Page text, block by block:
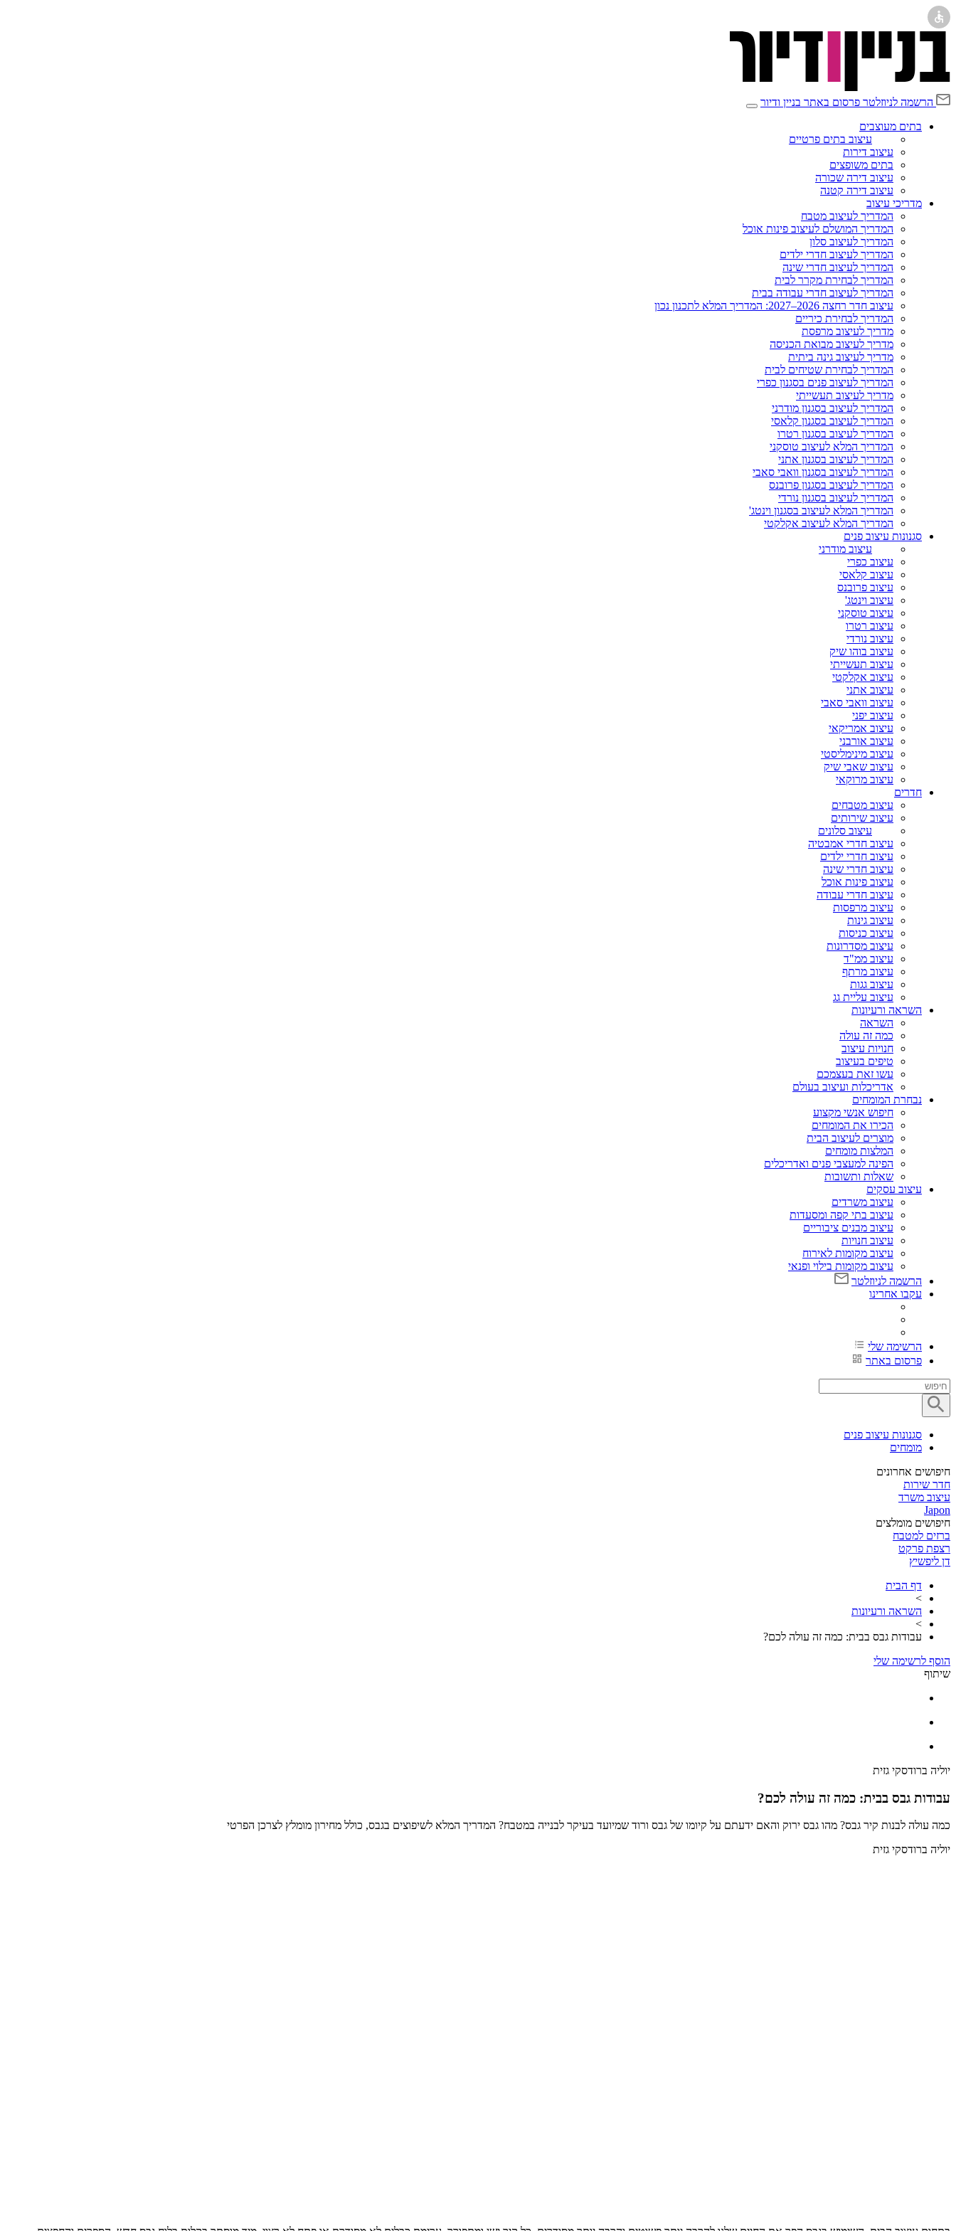
הרשמה לניוזלטר פרסום באתר בניין ודיור
בתים מעוצבים
עיצוב בתים פרטיים
עיצוב דירות
בתים משופצים
עיצוב דירה שכורה
עיצוב דירה קטנה
מדריכי עיצוב
המדריך לעיצוב מטבח
המדריך המושלם לעיצוב פינות אוכל
המדריך לעיצוב סלון
המדריך לעיצוב חדרי ילדים
המדריך לעיצוב חדרי שינה
המדריך לבחירת מקרר לבית
המדריך לעיצוב חדרי עבודה בבית
עיצוב חדר רחצה 2026–2027: המדריך המלא לתכנון נכון
המדריך לבחירת כיריים
מדריך לעיצוב מרפסת
מדריך לעיצוב מבואת הכניסה
מדריך לעיצוב גינה ביתית
המדריך לבחירת שטיחים לבית
המדריך לעיצוב פנים בסגנון כפרי
מדריך לעיצוב תעשייתי
המדריך לעיצוב בסגנון מודרני
המדריך לעיצוב בסגנון קלאסי
המדריך לעיצוב בסגנון רטרו
המדריך המלא לעיצוב טוסקני
המדריך לעיצוב בסגנון אתני
המדריך לעיצוב בסגנון וואבי סאבי
המדריך לעיצוב בסגנון פרובנס
המדריך לעיצוב בסגנון נורדי
המדריך המלא לעיצוב בסגנון וינטג'
המדריך המלא לעיצוב אקלקטי
סגנונות עיצוב פנים
עיצוב מודרני
עיצוב כפרי
עיצוב קלאסי
עיצוב פרובנס
עיצוב וינטג'
עיצוב טוסקני
עיצוב רטרו
עיצוב נורדי
עיצוב בוהו שיק
עיצוב תעשייתי
עיצוב אקלקטי
עיצוב אתני
עיצוב וואבי סאבי
עיצוב יפני
עיצוב אמריקאי
עיצוב אורבני
עיצוב מינימליסטי
עיצוב שאבי שיק
עיצוב מרוקאי
חדרים
עיצוב מטבחים
עיצוב שירותים
עיצוב סלונים
עיצוב חדרי אמבטיה
עיצוב חדרי ילדים
עיצוב חדרי שינה
עיצוב פינות אוכל
עיצוב חדרי עבודה
עיצוב מרפסות
עיצוב גינות
עיצוב כניסות
עיצוב מסדרונות
עיצוב ממ"ד
עיצוב מרתף
עיצוב גגות
עיצוב עליית גג
השראה ורעיונות
השראה
כמה זה עולה
חנויות עיצוב
טיפים בעיצוב
עשו זאת בעצמכם
אדריכלות ועיצוב בעולם
נבחרת המומחים
חיפוש אנשי מקצוע
הכירו את המומחים
מוצרים לעיצוב הבית
המלצות מומחים
הפינה למעצבי פנים ואדריכלים
שאלות ותשובות
עיצוב עסקים
עיצוב משרדים
עיצוב בתי קפה ומסעדות
עיצוב מבנים ציבוריים
עיצוב חנויות
עיצוב מקומות לאירוח
עיצוב מקומות בילוי ופנאי
הרשמה לניוזלטר
עקבו אחרינו
הרשימה שלי
פרסום באתר
סגנונות עיצוב פנים
מומחים
חיפושים אחרונים
חדר שירות
עיצוב משרד
Japon
חיפושים מומלצים
ברזים למטבח
רצפת פרקט
דן ליפשיץ
דף הבית
>
השראה ורעיונות
>
עבודות גבס בבית: כמה זה עולה לכם?
הוסף לרשימה שלי
שיתוף
יוליה ברודסקי גזית
עבודות גבס בבית: כמה זה עולה לכם?
כמה עולה לבנות קיר גבס? מהו גבס ירוק והאם ידעתם על קיומו של גבס ורוד שמיועד בעיקר לבנייה במטבח? המדריך המלא לשיפוצים בגבס, כולל מחירון מומלץ לצרכן הפרטי
יוליה ברודסקי גזית